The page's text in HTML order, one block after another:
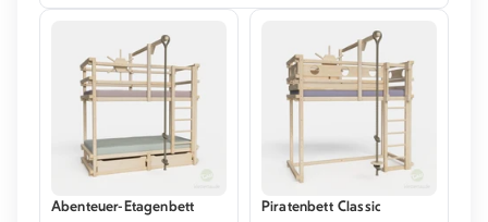
Abenteuer-Etagenbett Piratenbett Classic